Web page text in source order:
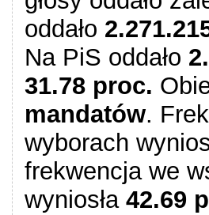
oddało
Na PiS oddało
31.78 proc.
mandatów.
wyborach
frekwencja we
wyniosła 42.69